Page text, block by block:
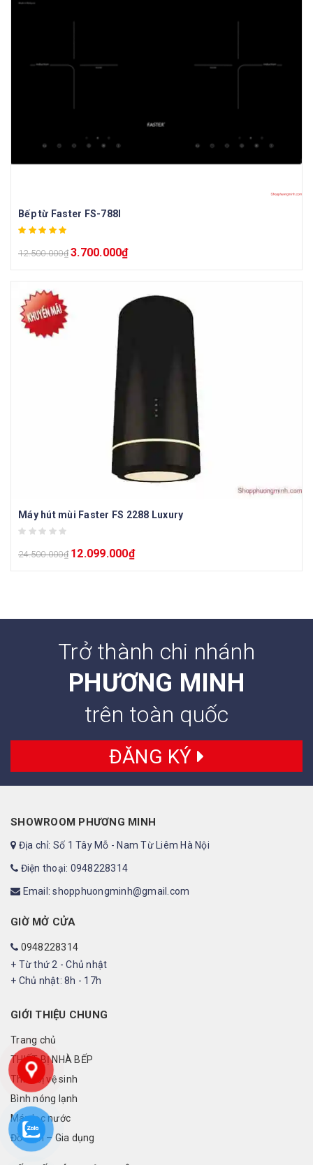
Bếp từ Faster FS-788I
12.500.000₫ 3.700.000₫
Máy hút mùi Faster FS 2288 Luxury
24.500.000₫ 12.099.000₫
Trở thành chi nhánh
PHƯƠNG MINH
trên toàn quốc
ĐĂNG KÝ
SHOWROOM PHƯƠNG MINH
Địa chỉ: Số 1 Tây Mỗ - Nam Từ Liêm Hà Nội
Điện thoại: 0948228314
Email: shopphuongminh@gmail.com
GIỜ MỞ CỬA
0948228314
+ Từ thứ 2 - Chủ nhật
+ Chủ nhật: 8h - 17h
GIỚI THIỆU CHUNG
Trang chủ
THIẾT BỊ NHÀ BẾP
Thiết bị vệ sinh
Bình nóng lạnh
Máy lọc nước
Đồ điện – Gia dụng